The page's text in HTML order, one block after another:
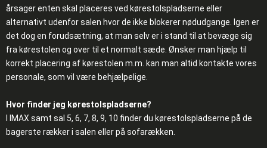
årsager enten skal placeres ved kørestolspladserne eller
alternativt udenfor salen hvor de ikke blokerer nødudgange. Igen er
det dog en forudsætning, at man selv er i stand til at bevæge sig
fra kørestolen og over til et normalt sæde. Ønsker man hjælp til
korrekt placering af kørestolen m.m. kan man altid kontakte vores
personale, som vil være behjælpelige.
Hvor finder jeg kørestolspladserne?
I IMAX samt sal 5, 6, 7, 8, 9, 10 finder du kørestolspladserne på de
bagerste rækker i salen eller på sofarækken.